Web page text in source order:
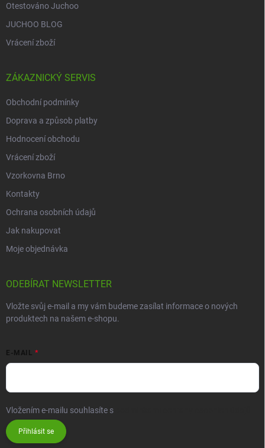
Otestováno Juchoo
JUCHOO BLOG
Vrácení zboží
ZÁKAZNICKÝ SERVIS
Obchodní podmínky
Doprava a způsob platby
Hodnocení obchodu
Vrácení zboží
Vzorkovna Brno
Kontakty
Ochrana osobních údajů
Jak nakupovat
Moje objednávka
ODEBÍRAT NEWSLETTER
Vložte svůj e-mail a my vám budeme zasílat informace o nových
produktech na našem e-shopu.
E-MAIL
Vložením e-mailu souhlasíte s
Přihlásit se